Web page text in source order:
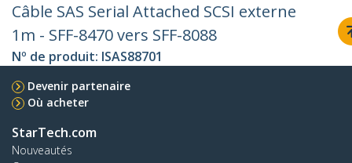
Câble SAS Serial Attached SCSI externe
1m - SFF-8470 vers SFF-8088
Nº de produit: ISAS88701
Devenir partenaire
Où acheter
StarTech.com
Nouveautés